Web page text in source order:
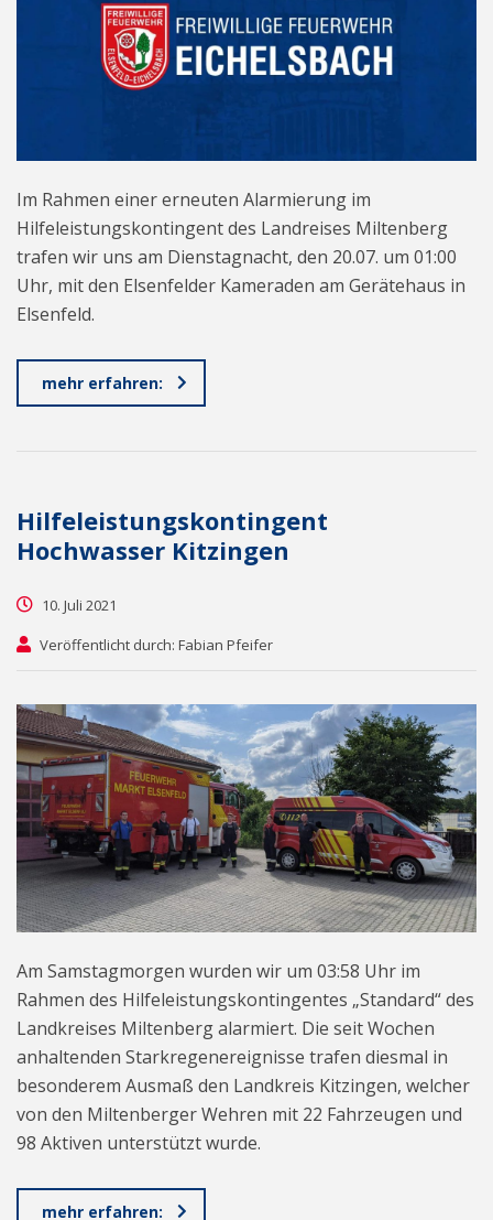
Im Rahmen einer erneuten Alarmierung im
Hilfeleistungskontingent des Landreises Miltenberg
trafen wir uns am Dienstagnacht, den 20.07. um 01:00
Uhr, mit den Elsenfelder Kameraden am Gerätehaus in
Elsenfeld.
mehr erfahren:
Hilfeleistungskontingent
Hochwasser Kitzingen
10. Juli 2021
Veröffentlicht durch: Fabian Pfeifer
Am Samstagmorgen wurden wir um 03:58 Uhr im
Rahmen des Hilfeleistungskontingentes „Standard“ des
Landkreises Miltenberg alarmiert. Die seit Wochen
anhaltenden Starkregenereignisse trafen diesmal in
besonderem Ausmaß den Landkreis Kitzingen, welcher
von den Miltenberger Wehren mit 22 Fahrzeugen und
98 Aktiven unterstützt wurde.
mehr erfahren: